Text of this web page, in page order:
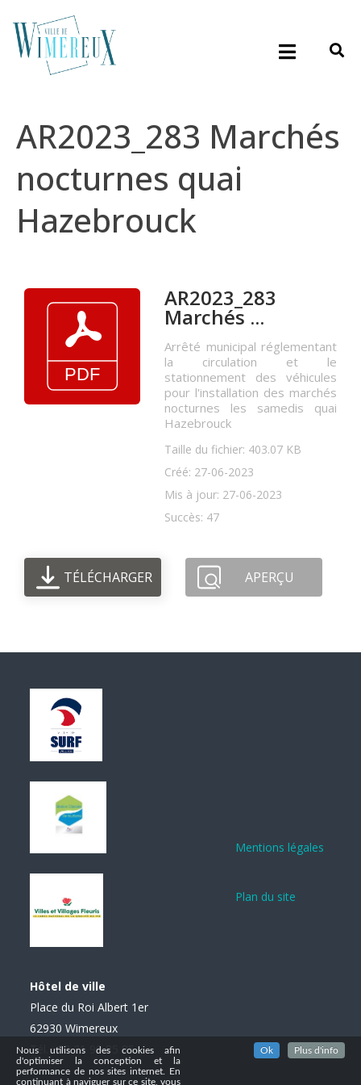
AR2023_283 Marchés
nocturnes quai
Hazebrouck
AR2023_283
Marchés ...
Arrêté municipal réglementant
la circulation et le
stationnement des véhicules
pour l'installation des marchés
nocturnes les samedis quai
Hazebrouck
Taille du fichier: 403.07 KB
Créé: 27-06-2023
Mis à jour: 27-06-2023
Succès: 47
TÉLÉCHARGER APERÇU
Hôtel de ville
Place du Roi Albert 1er
62930 Wimereux
Tél. : 03 21 99 85 85
Mentions légales
Plan du site
Nous utilisons des cookies afin
d'optimiser la conception et la
performance de nos sites internet. En
continuant à naviguer sur ce site, vous
Ok Plus d'info